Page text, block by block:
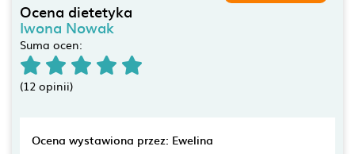
Ocena dietetyka
Iwona Nowak
Suma ocen:
(12 opinii)
Ocena wystawiona przez: Ewelina